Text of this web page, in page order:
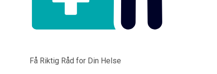
Få Riktig Råd for Din Helse